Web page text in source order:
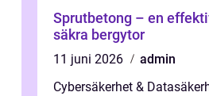
Sprutbetong – en
säkra bergytor
11 juni 2026
admin
Cybersäkerhet &